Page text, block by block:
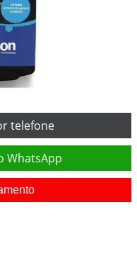
telefone
WhatsApp